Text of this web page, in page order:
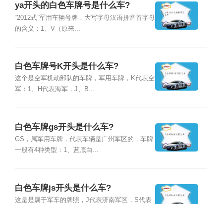
ya开头的白色车牌号是什么车?
“2012式”军用车辆号牌，大写字母汉语拼音首字母
的含义：1、V（原来...
白色车牌号K开头是什么车?
这个是空军机动部队的车牌，军用车牌，K代表空
军：1、H代表海军，J、B...
白色车牌gs开头是什么车?
GS，属军用车牌，代表车辆是广州军区的，车牌
一般有4种类型：1、蓝底白...
白色车牌js开头是什么车?
这是是属于军车的牌照，J代表济南军区，S代表